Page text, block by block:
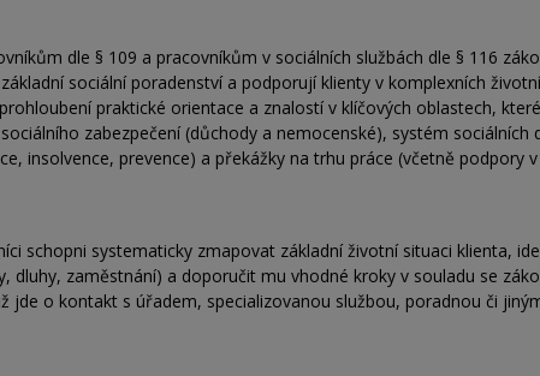
dle § 109 a pracovníkům v sociálních službách dle § 116
sociální poradenství a podporují klienty v komplexních
praktické orientace a znalostí v klíčových oblastech,
zabezpečení (důchody a nemocenské), systém sociálních
insolvence, prevence) a překážky na trhu práce (včetně podpory v
schopni systematicky zmapovat základní životní situaci klienta,
dluhy, zaměstnání) a doporučit mu vhodné kroky v souladu se
jde o kontakt s úřadem, specializovanou službou, poradnou či